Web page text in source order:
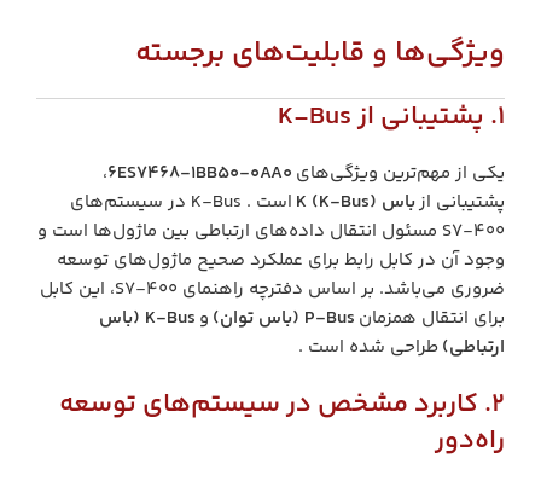
ویژگی‌ها و قابلیت‌های برجسته
1. پشتیبانی از K-Bus
یکی از مهم‌ترین ویژگی‌های 6ES7468-1BB50-0AA0،
پشتیبانی ازباس K (K-Bus)
است . K-Bus در سیستم‌های
S7-400 مسئول انتقال داده‌های ارتباطی بین ماژول‌ها است و
وجود آن در کابل رابط برای عملکرد صحیح ماژول‌های توسعه
ضروری می‌باشد. بر اساس دفترچه راهنمای S7-400، این کابل
برای انتقال همزمان P-Bus (باس توان) و
K-Bus (باس
ارتباطی)طراحی شده است .
2. کاربرد مشخص در سیستم‌های توسعه
راه‌دور